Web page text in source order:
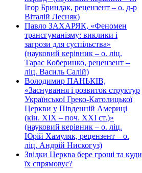
Ігор Бриндак, рецензент – о. д-р
Віталій Лесняк)
Павло ЗАХАРЯК, «Феномен
трансгуманізму: виклики і
загрози для суспільства»
(науковий керівник – о. ліц.
Тарас Коберинко, рецензент –
ліц. Василь Салій)
Володимир ПАНЬКІВ,
«Заснування і розвиток структур
Української Греко-Католицької
Церкви у Південній Америці
(кін. ХІХ – поч. ХХІ ст.)»
(науковий керівник – о. ліц.
Юрій Хамуляк, рецензент – о.
ліц. Андрій Нискогуз)
Звідки Церква бере гроші та куди
їх спрямовує?